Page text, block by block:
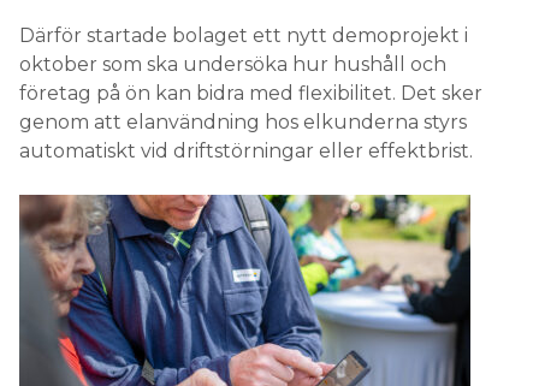
Därför startade bolaget ett nytt demoprojekt i
oktober som ska undersöka hur hushåll och
företag på ön kan bidra med flexibilitet. Det sker
genom att elanvändning hos elkunderna styrs
automatiskt vid driftstörningar eller effektbrist.